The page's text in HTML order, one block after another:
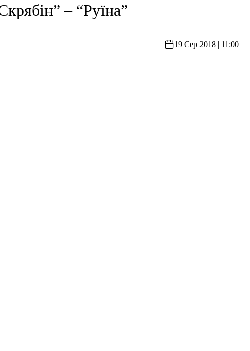
– “Руїна”
19 Сер 2018 | 11:00